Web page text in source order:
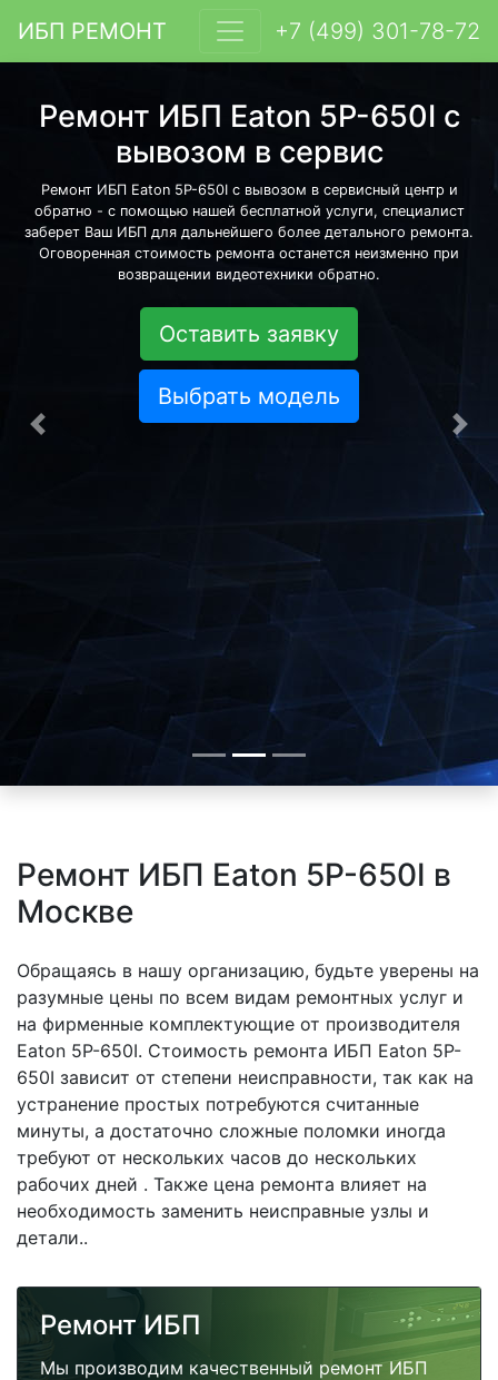
ИБП РЕМОНТ +7 (499) 301-78-72
Ремонт ИБП Eaton 5P-650I с
вывозом в сервис
Ремонт ИБП Eaton 5P-650I с вывозом в сервисный центр и
обратно - с помощью нашей бесплатной услуги, специалист
заберет Ваш ИБП для дальнейшего более детального ремонта.
Оговоренная стоимость ремонта останется неизменно при
возвращении видеотехники обратно.
Оставить заявку
Выбрать модель
Предыдущая
Ремонт ИБП Eaton 5P-650I в
Москве
Обращаясь в нашу организацию, будьте уверены на
разумные цены по всем видам ремонтных услуг и
на фирменные комплектующие от производителя
Eaton 5P-650I. Стоимость ремонта ИБП Eaton 5P-
650I зависит от степени неисправности, так как на
устранение простых потребуются считанные
минуты, а достаточно сложные поломки иногда
требуют от нескольких часов до нескольких
рабочих дней . Также цена ремонта влияет на
необходимость заменить неисправные узлы и
детали..
Ремонт ИБП
Мы производим качественный ремонт ИБП